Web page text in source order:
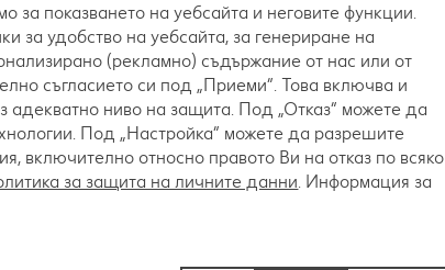
и заедно със сиренето се
за показването на уебсайта и неговите функции.
за удобство на уебсайта, за генериране на
(рекламно) съдържание от нас или от
съгласието си под „Приеми“. Това включва и
ниво на защита. Под „Отказ“ можете да
Под „Настройка“ можете да разрешите
включително относно правото Ви на отказ по всяко
за защита на личните данни . Информация за